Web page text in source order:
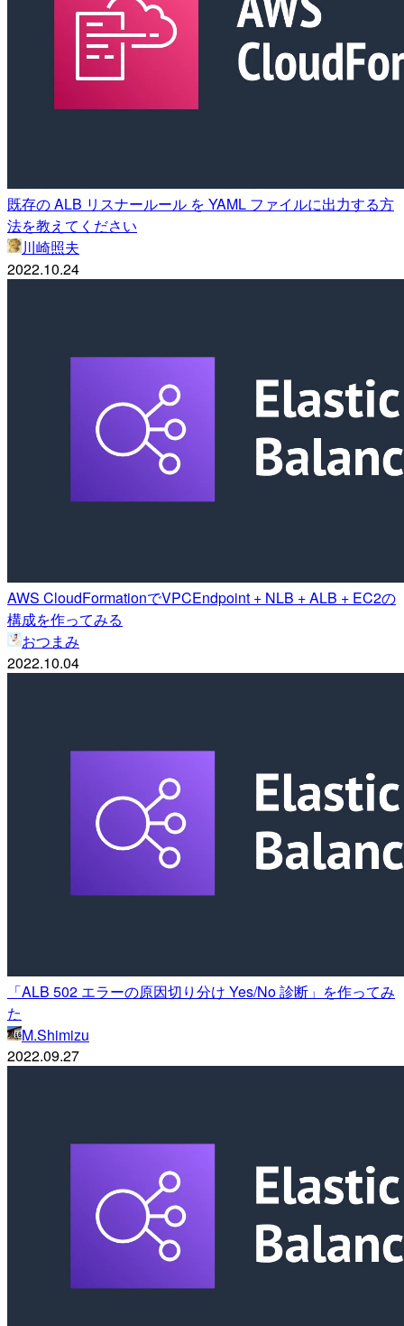
既存の ALB リスナールール を YAML ファイルに出力する方
法を教えてください
川崎照夫
2022.10.24
AWS CloudFormationでVPCEndpoint + NLB + ALB + EC2の
構成を作ってみる
おつまみ
2022.10.04
「ALB 502 エラーの原因切り分け Yes/No 診断」を作ってみ
た
M.Shimizu
2022.09.27